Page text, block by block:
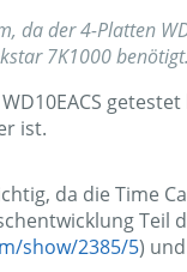
da der 4-Platten
7K1000
ist.
da die Time
Teil
show/2385/5)